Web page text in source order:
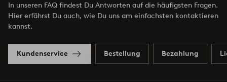
In unseren FAQ findest Du Antworten auf die häufigsten Fragen.
Hier erfährst Du auch, wie Du uns am einfachsten kontaktieren
kannst.
Kundenservice Bestellung Bezahlung